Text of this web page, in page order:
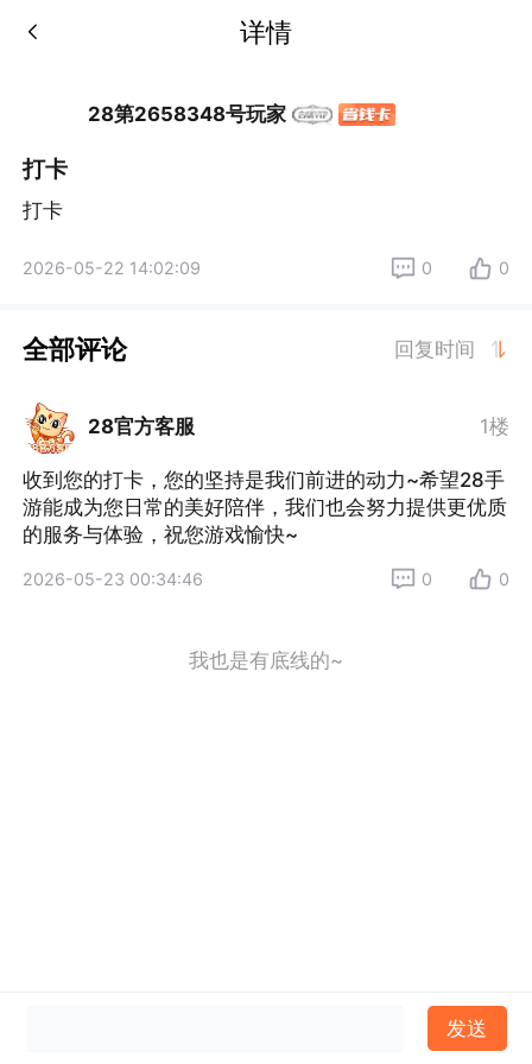
详情
28第2658348号玩家
打卡
打卡
2026-05-22 14:02:09 0 0
全部评论 回复时间
28官方客服 1楼
收到您的打卡，您的坚持是我们前进的动力~希望28手
游能成为您日常的美好陪伴，我们也会努力提供更优质
的服务与体验，祝您游戏愉快~
2026-05-23 00:34:46 0 0
我也是有底线的~
发送